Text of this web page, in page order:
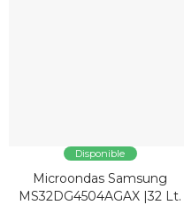
Disponible
Microondas Samsung
MS32DG4504AGAX |32 Lt.